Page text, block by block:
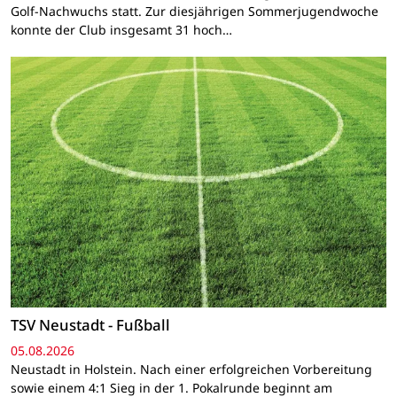
Golf-Nachwuchs statt. Zur diesjährigen Sommerjugendwoche
konnte der Club insgesamt 31 hoch…
TSV Neustadt - Fußball
05.08.2026
Neustadt in Holstein. Nach einer erfolgreichen Vorbereitung
sowie einem 4:1 Sieg in der 1. Pokalrunde beginnt am